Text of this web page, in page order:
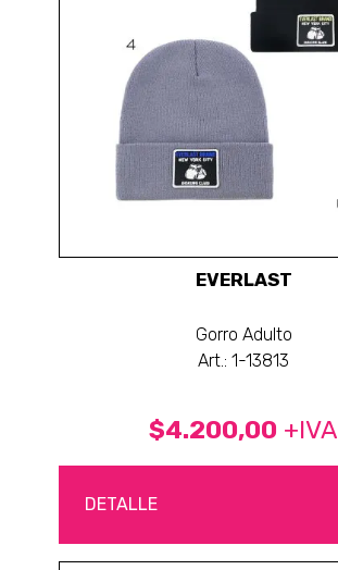
EVERLAST
Gorro Adulto
Art.: 1-13813
$4.200,00 +IVA
DETALLE